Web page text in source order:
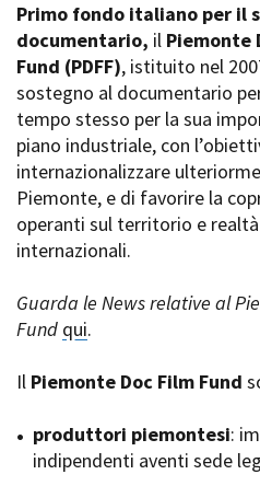
Partner
Rete regionale
Bilancio sociale
Amministrazione
trasparente
Bandi e gare
Sostenibilità ambientale
SERVIZI
Servizi generali
Spazi nella sede FCTP
Sala Casting
Sala Paolo Tenna
Piemonte Film Tv Fund
Piemonte Film Tv
Development Fund
Primo fondo italiano per il
documentario, il Piemonte
Fund (PDFF), istituito nel
sostegno al documentario
tempo stesso per la sua
piano industriale, con
internazionalizzare
Piemonte, e di favorire la
operanti sul territorio e
internazionali.
Guarda le News relative al
Fund qui.
Il Piemonte Doc Film Fund
produttori piemontesi:
indipendenti aventi sede